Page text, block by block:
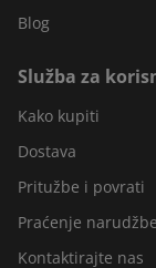
Blog
Služba za
Kako kupiti
Dostava
Pritužbe i povrati
Praćenje narudžbe
Kontaktirajte nas